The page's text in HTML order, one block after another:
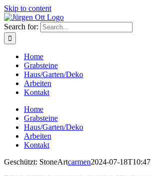
Skip to content
Search for:
Home
Grabsteine
Haus/Garten/Deko
Arbeiten
Kontakt
Home
Grabsteine
Haus/Garten/Deko
Arbeiten
Kontakt
Geschützt: StoneArtcarmen2024-07-